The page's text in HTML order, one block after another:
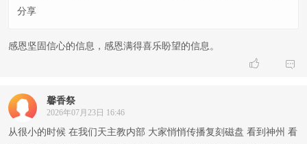
分享
感恩坚固信心的信息，感恩满得喜乐盼望的信息。
 
馨香祭
2026年07月23日 16:46
从很小的时候 在我们天主教内部 大家悄悄传播复刻磁盘 看到神州 看